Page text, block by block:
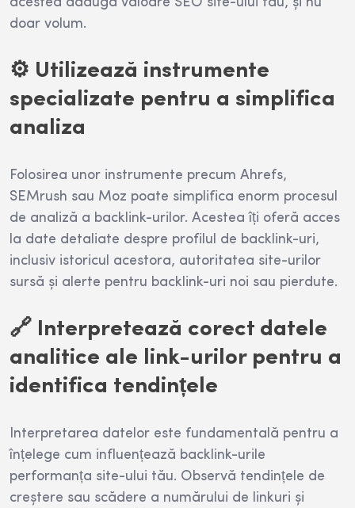
doar volum.
⚙️ Utilizează instrumente
specializate pentru a simplifica
analiza
Folosirea unor instrumente precum Ahrefs,
SEMrush sau Moz poate simplifica enorm procesul
de analiză a backlink-urilor. Acestea îți oferă acces
la date detaliate despre profilul de backlink-uri,
inclusiv istoricul acestora, autoritatea site-urilor
sursă și alerte pentru backlink-uri noi sau pierdute.
🔗 Interpretează corect datele
analitice ale link-urilor pentru a
identifica tendințele
Interpretarea datelor este fundamentală pentru a
înțelege cum influențează backlink-urile
performanța site-ului tău. Observă tendințele de
creștere sau scădere a numărului de linkuri și